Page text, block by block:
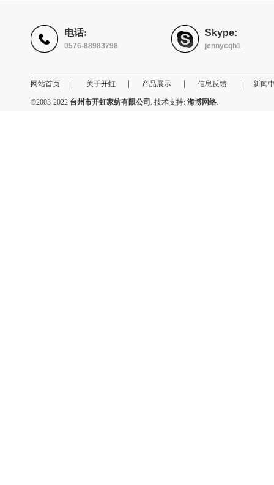
电话:
0576-88983798
Skype:
jennycqh1
网站首页 关于开虹 产品展示 信息反馈 新闻
©2003-2022 台州市开虹家纺有限公司 . 技术支持: 海博网络.